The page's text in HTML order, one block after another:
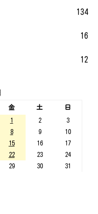
134
16
12
金 土
日
1
2
3
8 9
10
15 16
17
22 23
24
29 30 31